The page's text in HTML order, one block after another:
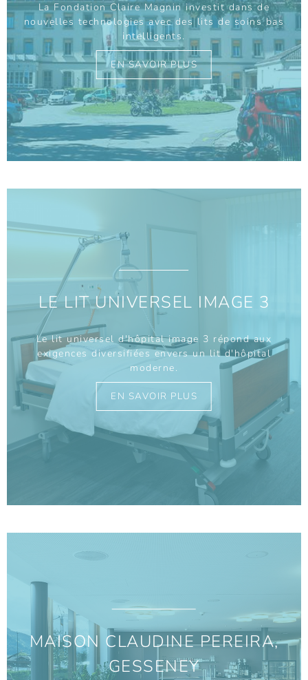
La Fondation Claire Magnin investit dans de
nouvelles technologies avec des lits de soins bas
intelligents.
EN SAVOIR PLUS
LE LIT UNIVERSEL IMAGE 3
Le lit universel d'hôpital image 3 répond aux
exigences diversifiées envers un lit d'hôpital
moderne.
EN SAVOIR PLUS
MAISON CLAUDINE PEREIRA,
GESSENEY